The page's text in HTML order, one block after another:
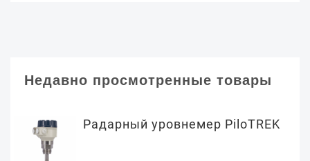
Недавно просмотренные товары
Радарный уровнемер PiloTREK